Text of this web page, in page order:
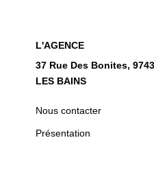
L'AGENCE
37 Rue Des Bonites,
LES BAINS
Nous contacter
Présentation